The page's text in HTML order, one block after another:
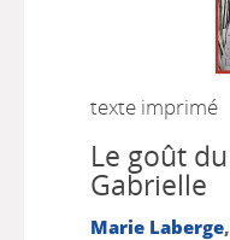
texte imprimé
Le goût
Gabrielle
Marie Laberge